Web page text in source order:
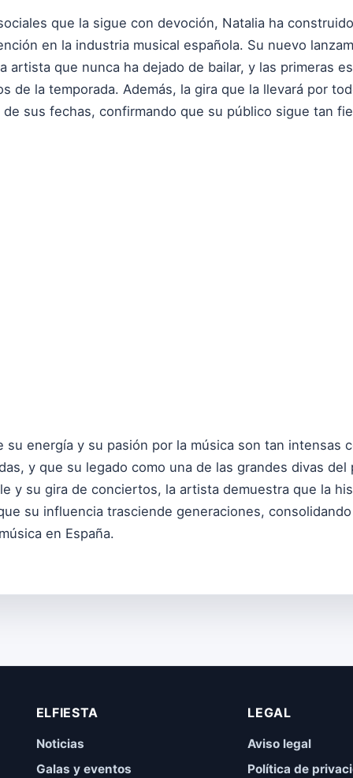
que la sigue con devoción, Natalia ha
en la industria musical española. Su nuevo
artista que nunca ha dejado de bailar, y las primeras
de la temporada. Además, la gira que la llevará por
sus fechas, confirmando que su público sigue tan
su energía y su pasión por la música son tan intensas
y que su legado como una de las grandes divas
y su gira de conciertos, la artista demuestra que la
su influencia trasciende generaciones,
en España.
ELFIESTA
Noticias
Galas y eventos
LEGAL
Aviso legal
Política de